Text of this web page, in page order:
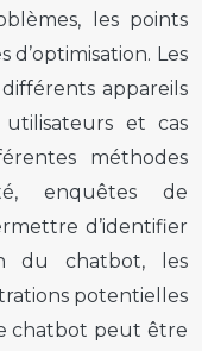
les points
d’optimisation. Les
appareils
et cas
méthodes
enquêtes de
d’identifier
du chatbot, les
potentielles
chatbot peut être